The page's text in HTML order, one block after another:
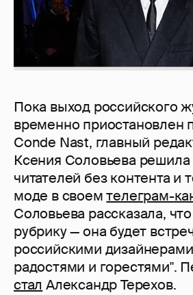
Пока выход российского
временно приостановлен
Conde Nast, главный
Ксения Соловьева решила
читателей без контента и
моде в своемтелеграм-
Соловьева рассказала,
рубрику — она будет
российскими
радостями и горестями".
стал Александр Терехов.